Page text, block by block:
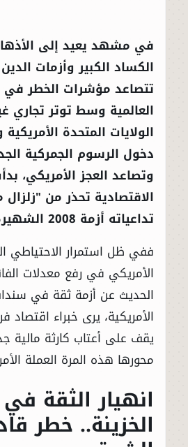
في مشهد يعيد إلى
الكساد الكبير وأزمات
تتصاعد مؤشرات الخطر في
العالمية وسط توتر تجاري
الولايات المتحدة
دخول الرسوم الجمركية
وتصاعد العجز الأمريكي،
الاقتصادية تحذر من
تداعياته أزمة 2008 الشهيرة.
ففي ظل استمرار الاحتياطي
الأمريكي في رفع معدلات
الحديث عن أزمة ثقة في
الأمريكية، يرى خبراء اقتصاد
يقف على أعتاب كارثة مالية
محورها هذه المرة العملة
انهيار الثقة
الخزينة.. خطر